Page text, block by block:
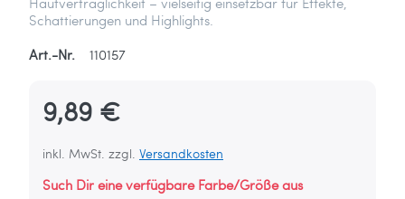
Schattierungen und Highlights.
Art.-Nr.
110157
9,89 €
inkl. MwSt. zzgl. Versandkosten
Such Dir eine verfügbare Farbe/Größe aus